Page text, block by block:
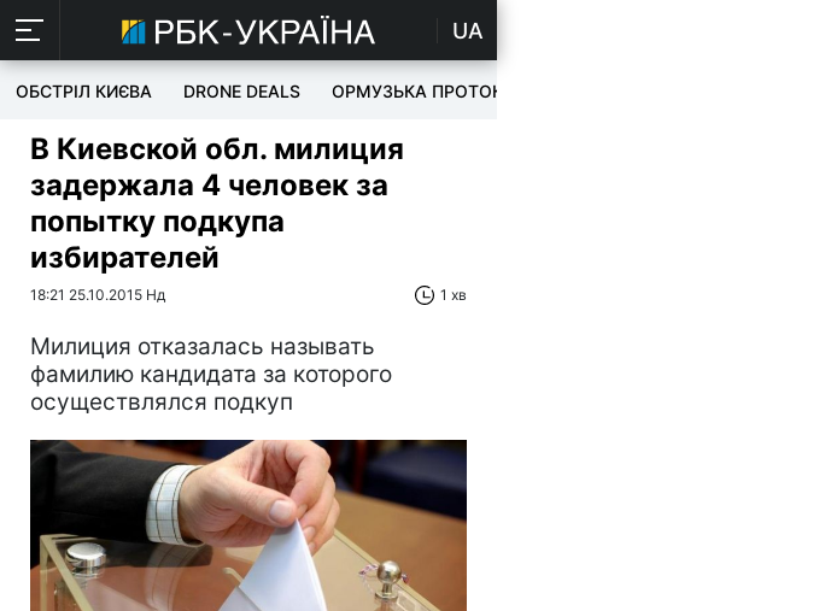
UA
ОБСТРІЛ КИЄВА DRONE DEALS ОРМУЗЬКА ПРОТОКА
В Киевской обл. милиция
задержала 4 человек за
попытку подкупа
избирателей
18:21 25.10.2015 Нд 1 хв
Милиция отказалась называть
фамилию кандидата за которого
осуществлялся подкуп